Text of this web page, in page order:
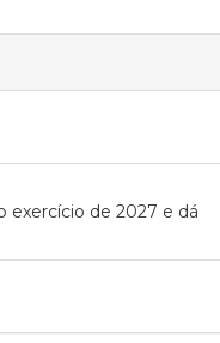
exercício de 2027 e dá